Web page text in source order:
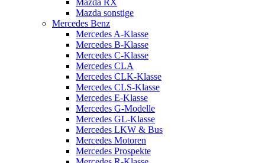
Mazda RX
Mazda sonstige
Mercedes Benz
Mercedes A-Klasse
Mercedes B-Klasse
Mercedes C-Klasse
Mercedes CLA
Mercedes CLK-Klasse
Mercedes CLS-Klasse
Mercedes E-Klasse
Mercedes G-Modelle
Mercedes GL-Klasse
Mercedes LKW & Bus
Mercedes Motoren
Mercedes Prospekte